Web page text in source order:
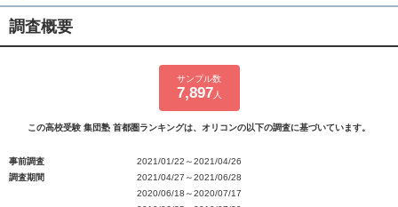
調査概要
サンプル数
7,897 人
この高校受験 集団塾 首都圏ランキングは、オリコンの以下の調査に基づいています。
事前調査
2021/01/22～2021/04/26
調査期間
2021/04/27～2021/06/28
2020/06/18～2020/07/17